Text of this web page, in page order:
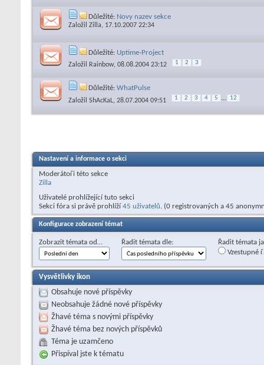
Důležité: Novy nazev sekce
Založil Zilla, 17.10.2007 22:34
Důležité: Uptime-Project
Založil Rainbow, 08.08.2004 23:12 1 2 3
Důležité: WhatPulse
Založil ShAcKaL, 28.07.2004 09:51 1 2 3 4 5 ... 12
Nastavení a informace o sekci
Moderátoři této sekce
Zilla
Uživatelé prohlížející tuto sekci
Sekci fóra si právě prohlíží45 uživatelů. (0 registrovaných a 45
Konfigurace zobrazení témat
Zobrazit témata od… Řadit témata dle:
Řadit témata
Vzestupné
Vysvětlivky ikon
Obsahuje nové příspěvky
Neobsahuje žádné nové příspěvky
Žhavé téma s novými příspěvky
Žhavé téma bez nových příspěvků
Téma je uzamčeno
Přispíval jste k tématu